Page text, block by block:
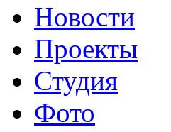
Новости
Проекты
Студия
Фото